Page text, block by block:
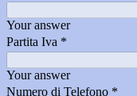
Your answer
Partita Iva *
Your answer
Numero di Telefono *